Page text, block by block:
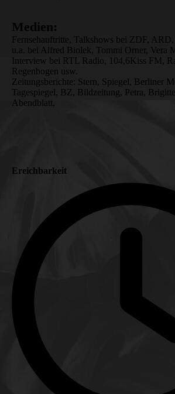
Medien:
Fernsehauftritte, Talkshows bei ZDF,
u.a. bei Alfred Biolek, Tommi Orner, Vera
Interview bei RTL Radio, 104,6Kiss FM,
Regenbogen usw.
Zeitungsberichte: Stern, Spiegel, Berliner
Tagespiegel, BZ, Bildzeitung, Petra,
Abendblatt,
Ereichbarkeit